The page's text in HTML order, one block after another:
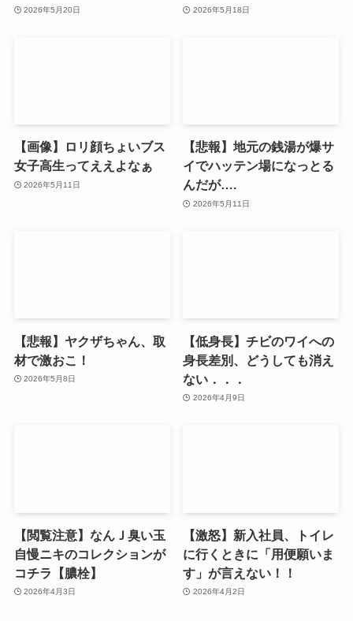
2026年5月20日 2026年5月18日
【画像】ロリ顔ちょいブス
女子高生ってええよなぁ
2026年5月11日
【悲報】地元の銭湯が爆サ
イでハッテン場になっとる
んだが….
2026年5月11日
【悲報】ヤクザちゃん、取
材で激おこ！
2026年5月8日
【低身長】チビのワイへの
身長差別、どうしても消え
ない．．．
2026年4月9日
【閲覧注意】なんＪ臭い玉
自慢ニキのコレクションが
コチラ【膿栓】
2026年4月3日
【激怒】新入社員、トイレ
に行くときに「用便願いま
す」が言えない！！
2026年4月2日